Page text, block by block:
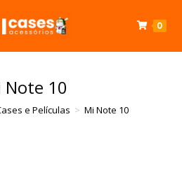
0
Note 10
e Películas > Mi Note 10